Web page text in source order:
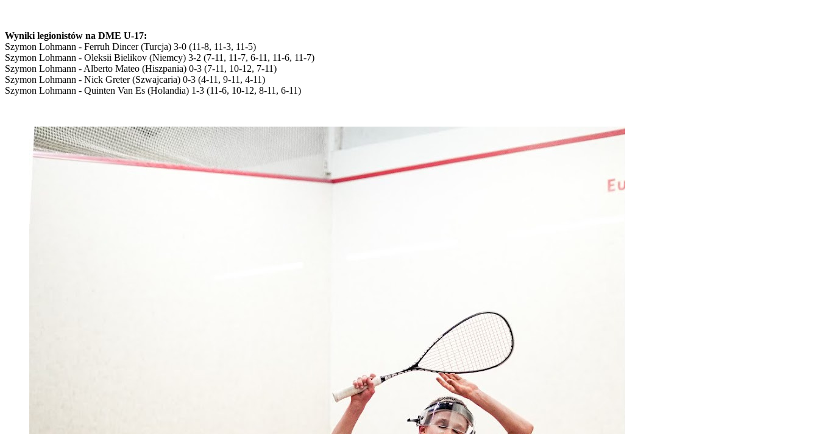
Wyniki legionistów na DME U-17:
Szymon Lohmann - Ferruh Dincer (Turcja) 3-0 (11-8, 11-3, 11-5)
Szymon Lohmann - Oleksii Bielikov (Niemcy) 3-2 (7-11, 11-7, 6-11, 11-6, 11-7)
Szymon Lohmann - Alberto Mateo (Hiszpania) 0-3 (7-11, 10-12, 7-11)
Szymon Lohmann - Nick Greter (Szwajcaria) 0-3 (4-11, 9-11, 4-11)
Szymon Lohmann - Quinten Van Es (Holandia) 1-3 (11-6, 10-12, 8-11, 6-11)